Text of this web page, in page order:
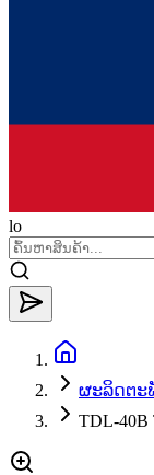
lo
ຜະລິດຕະ
TDL-40B